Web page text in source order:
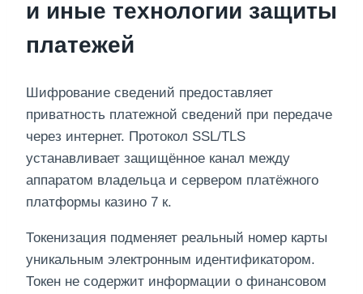
и иные технологии защиты
платежей
Шифрование сведений предоставляет
приватность платежной сведений при передаче
через интернет. Протокол SSL/TLS
устанавливает защищённое канал между
аппаратом владельца и сервером платёжного
платформы казино 7 к.
Токенизация подменяет реальный номер карты
уникальным электронным идентификатором.
Токен не содержит информации о финансовом